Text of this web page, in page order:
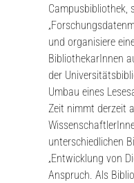
Campusbibliothek,
und organisiere
BibliothekarInnen
der
Umbau eines
Zeit nimmt derzeit
unterschiedlichen
„Entwicklung von
Anspruch. Als